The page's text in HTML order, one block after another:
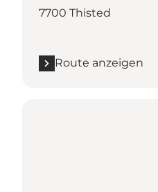
7700 Thisted
Route anzeigen